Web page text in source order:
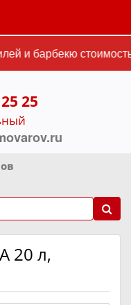
и барбекю
25
20 л,